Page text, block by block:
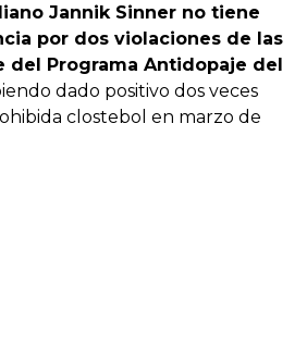
Jannik Sinner no tiene
por dos violaciones de las
del Programa Antidopaje del
dado positivo dos veces
clostebol en marzo de